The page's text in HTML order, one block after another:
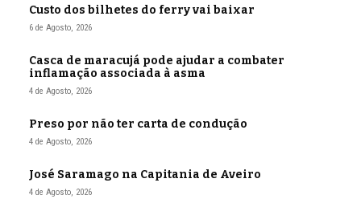
Custo dos bilhetes do ferry vai baixar
6 de Agosto, 2026
Casca de maracujá pode ajudar a combater
inflamação associada à asma
4 de Agosto, 2026
Preso por não ter carta de condução
4 de Agosto, 2026
José Saramago na Capitania de Aveiro
4 de Agosto, 2026